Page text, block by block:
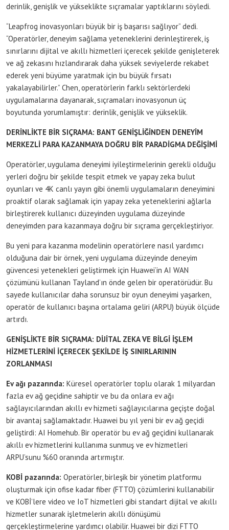
derinlik, genişlik ve yükseklikte sıçramalar yaptıklarını söyledi.
“Leapfrog inovasyonları büyük bir iş başarısı sağlıyor” dedi.
“Operatörler, deneyim sağlama yeteneklerini derinleştirerek, iş
sınırlarını dijital ve akıllı hizmetleri içerecek şekilde genişleterek
ve ağ zekasını hızlandırarak daha yüksek seviyelerde rekabet
ederek yeni büyüme yaratmak için bu büyük fırsatı
yakalayabilirler.” Chen, operatörlerin farklı sektörlerdeki
uygulamalarına dayanarak, sıçramaları inovasyonun üç
boyutunda yorumlamıştır: derinlik, genişlik ve yükseklik.
DERİNLİKTE BİR SIÇRAMA: BANT GENİŞLİĞİNDEN DENEYİM
MERKEZLİ PARA KAZANMAYA DOĞRU BİR PARADİGMA DEĞİŞİMİ
Operatörler, uygulama deneyimi iyileştirmelerinin gerekli olduğu
yerleri doğru bir şekilde tespit etmek ve yapay zeka bulut
oyunları ve 4K canlı yayın gibi önemli uygulamaların deneyimini
proaktif olarak sağlamak için yapay zeka yeteneklerini ağlarla
birleştirerek kullanıcı düzeyinden uygulama düzeyinde
deneyimden para kazanmaya doğru bir sıçrama gerçekleştiriyor.
Bu yeni para kazanma modelinin operatörlere nasıl yardımcı
olduğuna dair bir örnek, yeni uygulama düzeyinde deneyim
güvencesi yetenekleri geliştirmek için Huawei’in AI WAN
çözümünü kullanan Tayland’ın önde gelen bir operatörüdür. Bu
sayede kullanıcılar daha sorunsuz bir oyun deneyimi yaşarken,
operatör de kullanıcı başına ortalama geliri (ARPU) büyük ölçüde
artırdı.
GENİŞLİKTE BİR SIÇRAMA: DİJİTAL ZEKA VE BİLGİ İŞLEM
HİZMETLERİNİ İÇERECEK ŞEKİLDE İŞ SINIRLARININ
ZORLANMASI
Ev ağı pazarında: Küresel operatörler toplu olarak 1 milyardan
fazla ev ağ geçidine sahiptir ve bu da onlara ev ağı
sağlayıcılarından akıllı ev hizmeti sağlayıcılarına geçişte doğal
bir avantaj sağlamaktadır. Huawei bu yıl yeni bir ev ağ geçidi
geliştirdi: AI Homehub. Bir operatör bu ev ağ geçidini kullanarak
akıllı ev hizmetlerini kullanıma sunmuş ve ev hizmetleri
ARPU’sunu %60 oranında artırmıştır.
KOBİ pazarında: Operatörler, birleşik bir yönetim platformu
oluşturmak için ofise kadar fiber (FTTO) çözümlerini kullanabilir
ve KOBİ’lere video ve IoT hizmetleri gibi standart dijital ve akıllı
hizmetler sunarak işletmelerin akıllı dönüşümü
gerçekleştirmelerine yardımcı olabilir. Huawei bir dizi FTTO